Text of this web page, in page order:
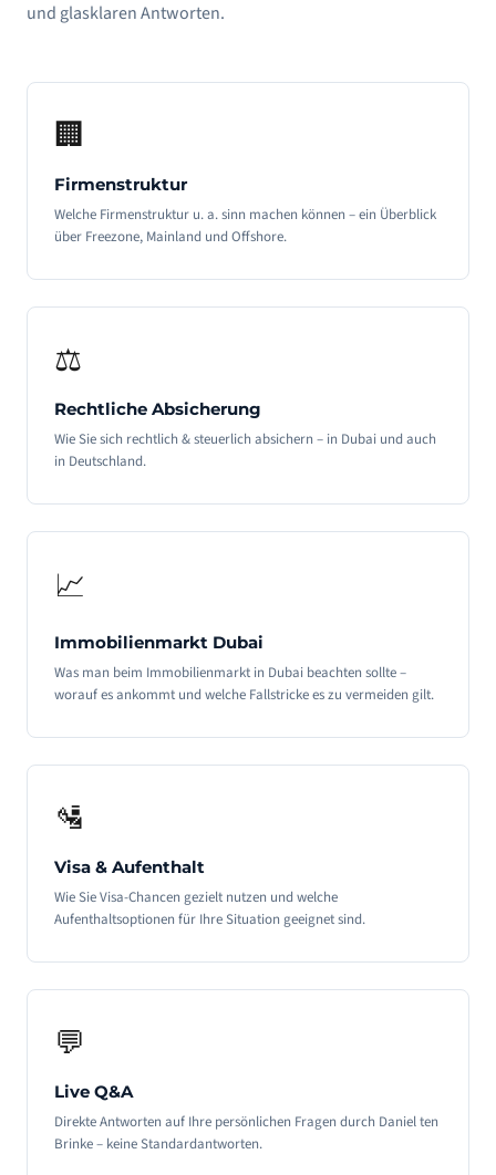
und glasklaren Antworten.
🏢
Firmenstruktur
Welche Firmenstruktur u. a. sinn machen können – ein Überblick
über Freezone, Mainland und Offshore.
⚖️
Rechtliche Absicherung
Wie Sie sich rechtlich & steuerlich absichern – in Dubai und auch
in Deutschland.
📈
Immobilienmarkt Dubai
Was man beim Immobilienmarkt in Dubai beachten sollte –
worauf es ankommt und welche Fallstricke es zu vermeiden gilt.
🛂
Visa & Aufenthalt
Wie Sie Visa-Chancen gezielt nutzen und welche
Aufenthaltsoptionen für Ihre Situation geeignet sind.
💬
Live Q&A
Direkte Antworten auf Ihre persönlichen Fragen durch Daniel ten
Brinke – keine Standardantworten.